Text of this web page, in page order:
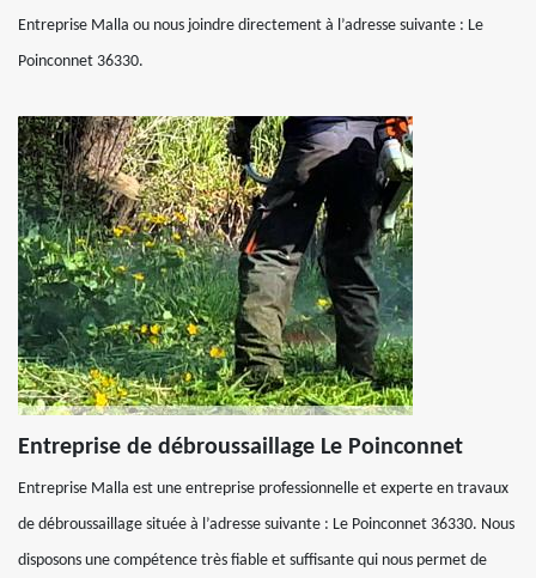
Entreprise Malla ou nous joindre directement à l’adresse suivante : Le
Poinconnet 36330.
Entreprise de débroussaillage Le Poinconnet
Entreprise Malla est une entreprise professionnelle et experte en travaux
de débroussaillage située à l’adresse suivante : Le Poinconnet 36330. Nous
disposons une compétence très fiable et suffisante qui nous permet de